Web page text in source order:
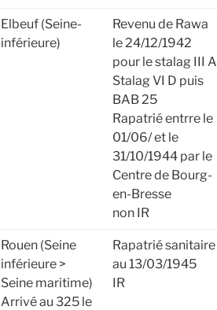
Elbeuf (Seine-
inférieure)
Revenu de Rawa
le 24/12/1942
pour le stalag III A
Stalag VI D puis
BAB 25
Rapatrié entrre le
01/06/ et le
31/10/1944 par le
Centre de Bourg-
en-Bresse
non IR
Rouen (Seine
inférieure >
Seine maritime)
Arrivé au 325 le
Rapatrié sanitaire
au 13/03/1945
IR